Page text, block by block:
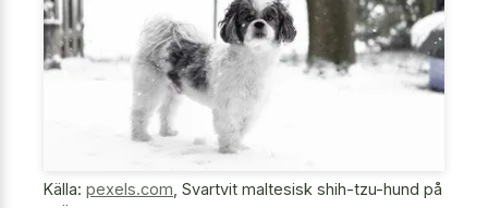
Källa: pexels.com, Svartvit maltesisk shih-tzu-hund på